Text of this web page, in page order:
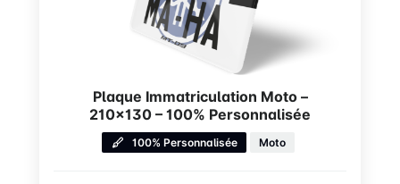
Plaque Immatriculation Moto –
210×130 – 100% Personnalisée
100% Personnalisée Moto